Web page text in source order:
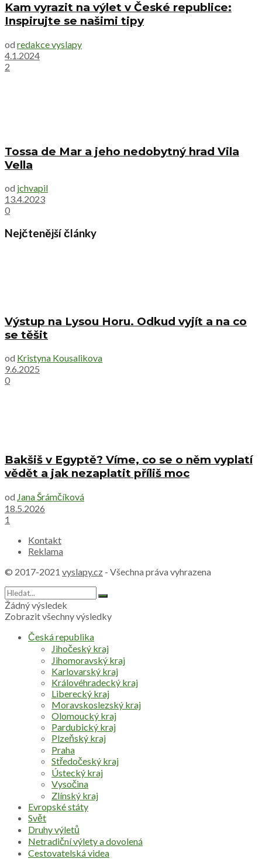
Kam vyrazit na výlet v České republice:
Inspirujte se našimi tipy
od redakce vyslapy
4.1.2024
2
Tossa de Mar a jeho nedobytný hrad Vila
Vella
od jchvapil
13.4.2023
0
Nejčtenější články
Výstup na Lysou Horu. Odkud vyjít a na co
se těšit
od Kristyna Kousalikova
9.6.2025
0
Bakšiš v Egyptě? Víme, co se o něm vyplatí
vědět a jak nezaplatit příliš moc
od Jana Šrámčíková
18.5.2026
1
Kontakt
Reklama
© 2017-2021 vyslapy.cz - Všechna práva vyhrazena
Žádný výsledek
Zobrazit všechny výsledky
Česká republika
Jihočeský kraj
Jihomoravský kraj
Karlovarský kraj
Královéhradecký kraj
Liberecký kraj
Moravskoslezský kraj
Olomoucký kraj
Pardubický kraj
Plzeňský kraj
Praha
Středočeský kraj
Ústecký kraj
Vysočina
Zlínský kraj
Evropské státy
Svět
Druhy výletů
Netradiční výlety a dovolená
Cestovatelská videa